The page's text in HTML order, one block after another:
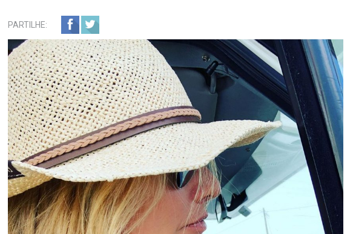
PARTILHE: